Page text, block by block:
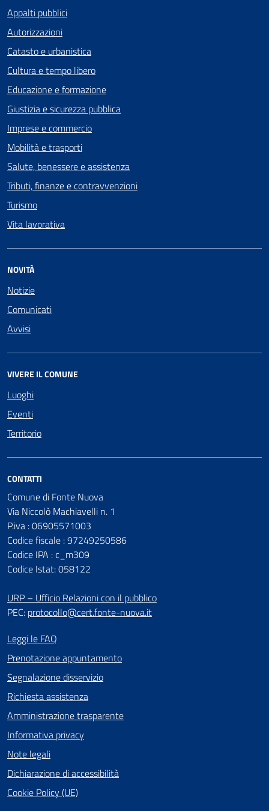
Appalti pubblici
Autorizzazioni
Catasto e urbanistica
Cultura e tempo libero
Educazione e formazione
Giustizia e sicurezza pubblica
Imprese e commercio
Mobilità e trasporti
Salute, benessere e assistenza
Tributi, finanze e contravvenzioni
Turismo
Vita lavorativa
NOVITÀ
Notizie
Comunicati
Avvisi
VIVERE IL COMUNE
Luoghi
Eventi
Territorio
CONTATTI
Comune di Fonte Nuova
Via Niccolò Machiavelli n. 1
P.iva : 06905571003
Codice fiscale : 97249250586
Codice IPA : c_m309
Codice Istat: 058122
URP – Ufficio Relazioni con il pubblico
PEC: protocollo@cert.fonte-nuova.it
Leggi le FAQ
Prenotazione appuntamento
Segnalazione disservizio
Richiesta assistenza
Amministrazione trasparente
Informativa privacy
Note legali
Dichiarazione di accessibilità
Cookie Policy (UE)